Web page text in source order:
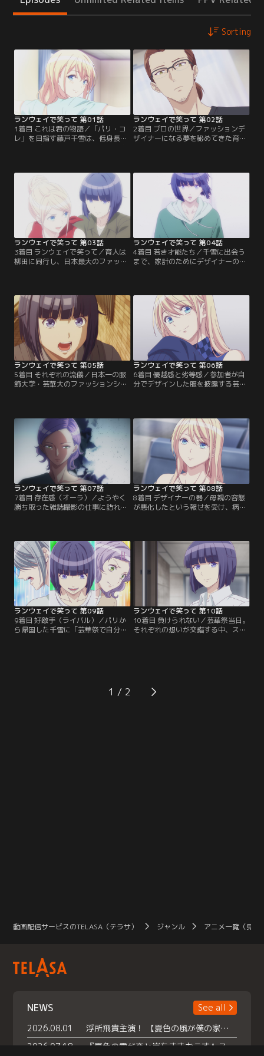
Sorting
ランウェイで笑って 第01話
1着目 これは君の物語／「パリ・コ
レ」を目指す藤戸千雪は、低身長と
いうモデルにとって重大な欠点を抱
日、千雪はクラスメイトの都村育人
の進路調査を回収することになる。
クラスメイトたちから「影が薄い」
と言われている育人の意外な「将来
の夢」を知った千雪は……。【提
供：バンダイチャンネル】
ランウェイで笑って 第02話
2着目 プロの世界／ファッションデ
ザイナーになる夢を秘めてきた育
イナー・柳田 一の職場を紹介され
る。アトリエを訪ねた育人は、柳田
の厳しい態度と過酷すぎるプロの現
場に驚くのだが……。【提供：バン
ダイチャンネル】
ランウェイで笑って 第03話
3着目 ランウェイで笑って／育人は
柳田に同行し、日本最大のファッシ
てきたのは、千雪だった--。重なる
トラブルの結果、育人が千雪の衣装
を縫うことになる。緊張で焦る育人
に、千雪は語りかける。二人の初め
ての「ショー」が、今始まる！【提
供：バンダイチャンネル】
ランウェイで笑って 第04話
4着目 若き才能たち／千雪に出会う
まで、家計のためにデザイナーの夢
多忙を極める柳田のアトリエに、助
っ人としてトップデザイナーの孫・
綾野 遠とデザイナー志望の大学生・
長谷川 心がやってくる。遠の卓越し
た技術を見せつけられた育人は…。
【提供：バンダイチャンネル】
ランウェイで笑って 第05話
5着目 それぞれの流儀／日本一の服
飾大学・芸華大のファッションショ
人は共に柳田の元で働く長谷川 心が
複雑な事情を抱えていることを知
り、「一緒に予選に挑戦しないか」
と誘う。二人で参加した予選当日、
発表された課題は育人にとって不利
な課題で……！？【提供：バンダイ
チャンネル】
ランウェイで笑って 第06話
6着目 優越感と劣等感／参加者が自
分でデザインした服を披露する芸華
は…！？一方、夢に向かって突き進
む育人に感化された千雪も、自分の
力で道を切り開こうと片っ端からモ
デルの仕事先へ自らを売り込んでい
た。【提供：バンダイチャンネル】
ランウェイで笑って 第07話
7着目 存在感（オーラ）／ようやく
勝ち取った雑誌撮影の仕事に訪れた
り、嫌々ながらモデルの仕事をこな
す心だった。打ちひしがれた千雪は
帰り道、マネージャーに「モデルを
辞めたい」と訴える心の姿を見てし
まい……。【提供：バンダイチャン
ネル】
ランウェイで笑って 第08話
8着目 デザイナーの器／母親の容態
が悪化したという報せを受け、病院
田と遠に「仕事を辞めさせてほし
い」と伝える。そんな育人の元に、
心のマネージャー・五十嵐がやって
きてある提案を持ちかけるのだ
が……。【提供：バンダイチャンネ
ランウェイで笑って 第09話
9着目 好敵手（ライバル）／パリか
ら帰国した千雪に「芸華祭で自分の
デザイナーを目指していると知った
千雪は、マネージャーの五十嵐と対
ランウェイで笑って 第10話
10着目 負けられない／芸華祭当日。
それぞれの想いが交錯する中、ステ
守る中、育人のショーがスタートし
て……。【提供：バンダイチャンネ
1
動画配信サービスのTELASA（テラサ） ジャンル アニメ一覧（見放
NEWS
See all
2026.08.01
浮所飛貴主演！ 【夏色の風が僕の家にやってきた】 本日よりテラサで独占配信スタート！
2026.07.18
『夏色の雲が恋と嵐をまきおこす』スペシャルメイキング 【Part1】2026年７月18日（土）23時30分～配信スタート！話題のシーンの裏側を大公開！豪華キャスト大集合！ 『武宮家 真夏の家族会議』開催！